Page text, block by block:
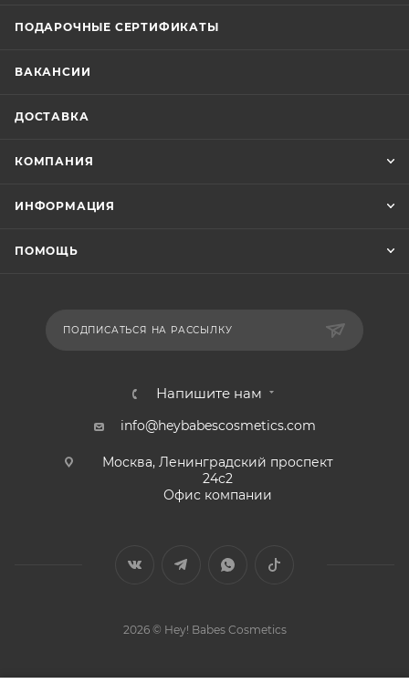
ПОДАРОЧНЫЕ СЕРТИФИКАТЫ
ВАКАНСИИ
ДОСТАВКА
КОМПАНИЯ
ИНФОРМАЦИЯ
ПОМОЩЬ
ПОДПИСАТЬСЯ НА РАССЫЛКУ
Напишите нам
info@heybabescosmetics.com
Москва, Ленинградский проспект
24с2
Офис компании
2026 © Hey! Babes Cosmetics